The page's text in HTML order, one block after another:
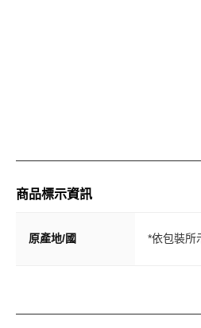
商品標示資訊
原產地/國 *依包裝所